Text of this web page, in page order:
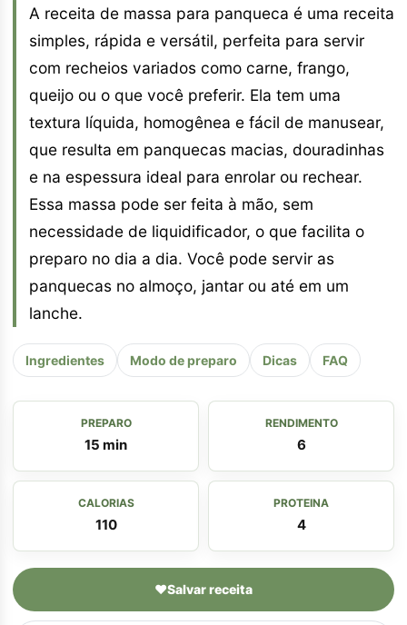
A receita de massa para panqueca é uma receita
simples, rápida e versátil, perfeita para servir
com recheios variados como carne, frango,
queijo ou o que você preferir. Ela tem uma
textura líquida, homogênea e fácil de manusear,
que resulta em panquecas macias, douradinhas
e na espessura ideal para enrolar ou rechear.
Essa massa pode ser feita à mão, sem
necessidade de liquidificador, o que facilita o
preparo no dia a dia. Você pode servir as
panquecas no almoço, jantar ou até em um
lanche.
Ingredientes Modo de preparo Dicas FAQ
PREPARO
15 min
RENDIMENTO
6
CALORIAS
110
PROTEINA
4
♥Salvar receita